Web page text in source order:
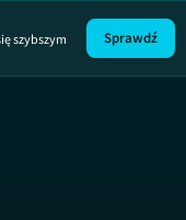
szybszym
Sprawdź